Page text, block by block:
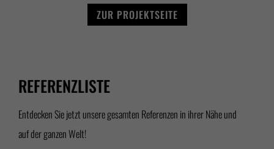
ZUR PROJEKTSEITE
REFERENZLISTE
Entdecken Sie jetzt unsere gesamten Referenzen in ihrer Nähe und
auf der ganzen Welt!